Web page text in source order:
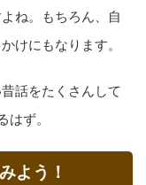
ね。もちろん、自
けにもなります。
話をたくさんして
ず。
よう！